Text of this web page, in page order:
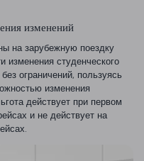
изменений
на зарубежную поездку
изменения студенческого
ограничений, пользуясь
изменения
действует при первом
и не действует на